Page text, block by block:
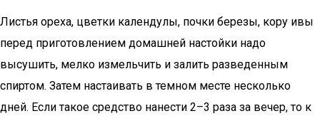
Листья ореха, цветки календулы, почки березы, кору ивы
перед приготовлением домашней настойки надо
высушить, мелко измельчить и залить разведенным
спиртом. Затем настаивать в темном месте несколько
дней. Если такое средство нанести 2–3 раза за вечер, то к